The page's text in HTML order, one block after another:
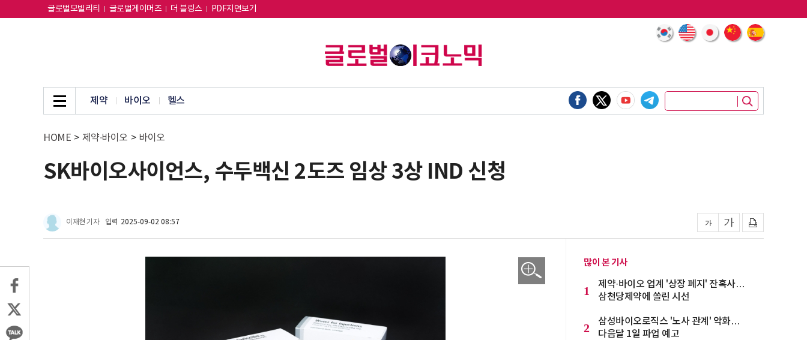
글로벌모빌리티 글로벌게이머즈 더 블링스 PDF지면보기
제약 바이오 헬스
HOME > 제약∙바이오 > 바이오
SK바이오사이언스, 수두백신 2도즈 임상 3상 IND 신청
이재현 기자 입력 2025-09-02 08:57
많이 본 기사
1
제약·바이오 업계 '상장 폐지' 잔혹사…
삼천당제약에 쏠린 시선
2
삼성바이오로직스 '노사 관계' 악화…
다음달 1일 파업 예고